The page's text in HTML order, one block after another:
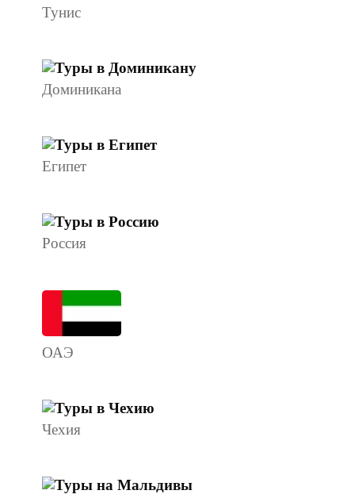
Тунис
Доминикана
Египет
Россия
ОАЭ
Чехия